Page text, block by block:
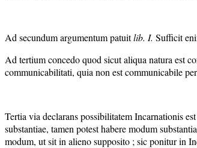
Ad secundum argumentum patuitlib. I. Sufficit
Ad tertium concedo quod sicut aliqua natura est
communicabilitati, quia non est communicabile
Tertia via declarans possibilitatem Incarnationis
substantiae, tamen potest habere modum
modum, ut sit in alieno supposito ; sic ponitur in